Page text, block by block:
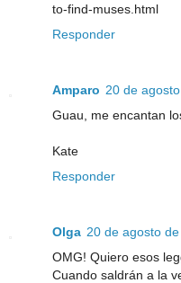
to-find-muses.html
Responder
Amparo 20 de
Guau, me encantan
Kate
Responder
Olga 20 de agosto
OMG! Quiero esos
Cuando saldrán a la